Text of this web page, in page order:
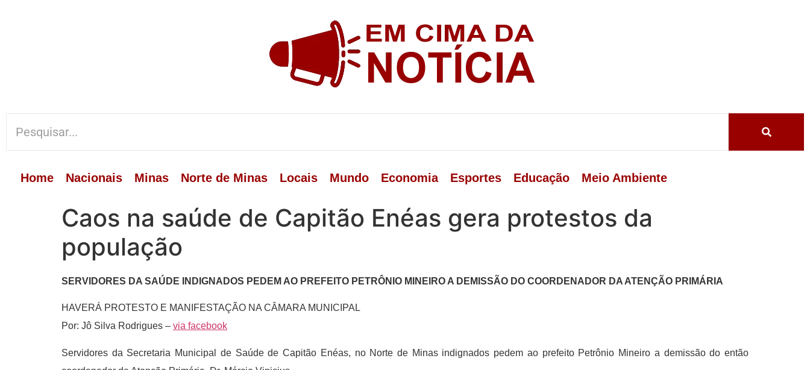
Home Nacionais Minas Norte de Minas Locais Mundo Economia Esportes Educação Meio Ambiente
Caos na saúde de Capitão Enéas gera protestos da
população
SERVIDORES DA SAÚDE INDIGNADOS PEDEM AO PREFEITO PETRÔNIO MINEIRO A DEMISSÃO DO COORDENADOR DA ATENÇÃO PRIMÁRIA
HAVERÁ PROTESTO E MANIFESTAÇÃO NA CÂMARA MUNICIPAL
Por: Jô Silva Rodrigues – via facebook
Servidores da Secretaria Municipal de Saúde de Capitão Enéas, no Norte de Minas indignados pedem ao prefeito Petrônio Mineiro a demissão do então